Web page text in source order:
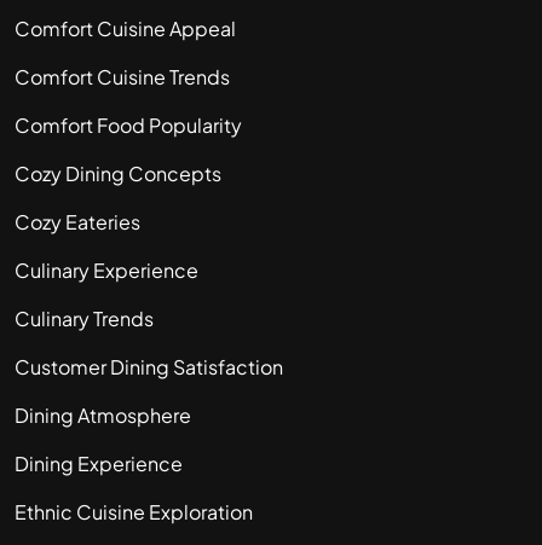
Comfort Cuisine Appeal
Comfort Cuisine Trends
Comfort Food Popularity
Cozy Dining Concepts
Cozy Eateries
Culinary Experience
Culinary Trends
Customer Dining Satisfaction
Dining Atmosphere
Dining Experience
Ethnic Cuisine Exploration